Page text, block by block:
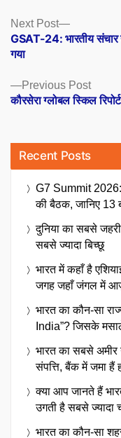
Posts
navigation
Previous Post
post:
कौरसेरा ग्लोबल स्किल
Next Post
Next
post:
GSAT-24: भारतीय संचार
गया
Recent Posts
G7 Summit
की बैठक, जानिए
दुनिया का सबसे
सबसे ज्यादा बिच्छू
भारत में कहाँ है
जगह जहाँ जंगल में
भारत का कौन-सा
India”? जिसके
भारत का सबसे अमीर
संपत्ति, बैंक में जमा हैं
क्या आप जानते हैं
उगती है सबसे ज्यादा
भारत का कौन-सा